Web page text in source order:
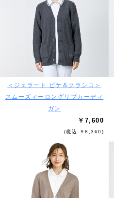
＜ジェラート ピケ＆クラシコ＞
スムーズィーロングリブカーディ
ガン
￥7,600
(税込 ￥8,360)